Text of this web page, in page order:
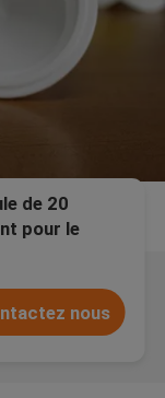
de 20
pour le
nous